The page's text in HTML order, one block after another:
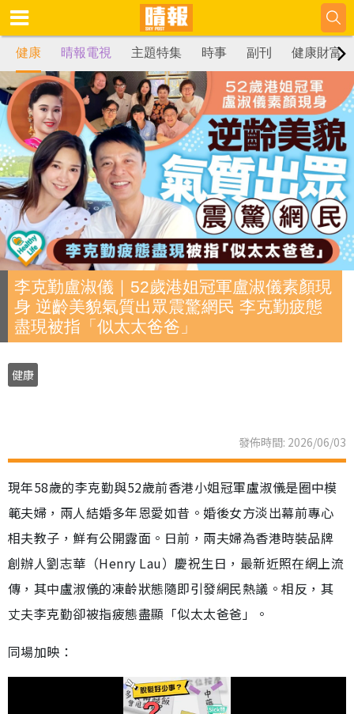
健康 晴報電視 主題特集 時事 副刊 健康財富
李克勤盧淑儀｜52歲港姐冠軍盧淑儀素顏現
身 逆齡美貌氣質出眾震驚網民 李克勤疲態
盡現被指「似太太爸爸」
健康
發佈時間: 2026/06/03
現年58歲的李克勤與52歲前香港小姐冠軍盧淑儀是圈中模
範夫婦，兩人結婚多年恩愛如昔。婚後女方淡出幕前專心
相夫教子，鮮有公開露面。日前，兩夫婦為香港時裝品牌
創辦人劉志華（Henry Lau）慶祝生日，最新近照在網上流
傳，其中盧淑儀的凍齡狀態隨即引發網民熱議。相反，其
丈夫李克勤卻被指疲態盡顯「似太太爸爸」。
同場加映：